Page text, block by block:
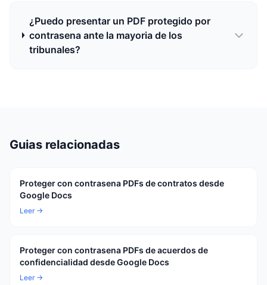
¿Puedo presentar un PDF protegido por
contrasena ante la mayoria de los
tribunales?
Guias relacionadas
Proteger con contrasena PDFs de contratos desde
Google Docs
Leer →
Proteger con contrasena PDFs de acuerdos de
confidencialidad desde Google Docs
Leer →